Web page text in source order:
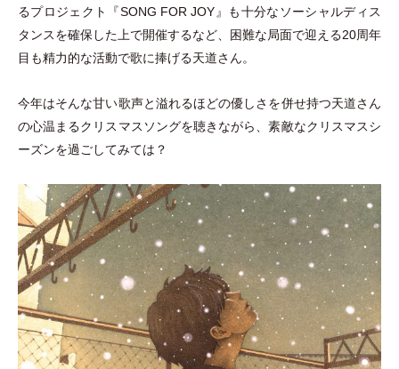
るプロジェクト『SONG FOR JOY』も十分なソーシャルディス
タンスを確保した上で開催するなど、困難な局面で迎える20周年
目も精力的な活動で歌に捧げる天道さん。
今年はそんな甘い歌声と溢れるほどの優しさを併せ持つ天道さん
の心温まるクリスマスソングを聴きながら、素敵なクリスマスシ
ーズンを過ごしてみては？